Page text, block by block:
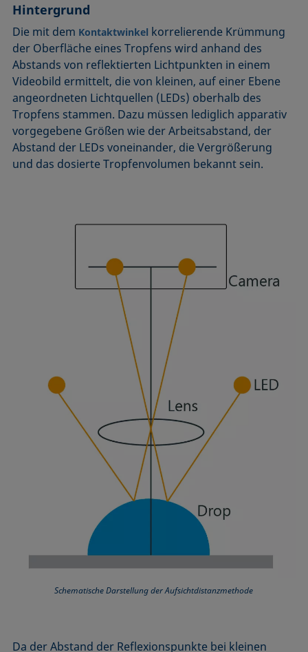
Benetzbarkeit
Benetzte Länge
Benetzung
Blasendruck-Tensiometer
Captive Bubble Methode
Constrained Sessile Drop
Diffusionskoeffizient
Dispersiver Anteil
Extended-Fowkes method
Kegelschnittmethode
Kohäsionsarbeit
Kontaktwinkel
Kreismethode
Kritische Mizellkonzentration (CMC) und
Tensidkonzentration
Kritische Oberflächenspannung
Laplace-Druck
Liegender Tropfen (sessile drop)
Meniskus-Methode
Methode nach Owens, Wendt, Rabel und Kaelble (OWRK)
Methode nach Wu
Netzmittel
Oberflächenaktiv
Oberflächenalter
Oberflächenspannung
Rückzugswinkel
Schaum
Schaumbildner
Spinning-Drop-Tensiometer
Spreitkoeffizient, Spreitparameter
Stabmethode
Stalagmometer
Statische Oberflächenspannung
Hintergrund
Die mit dem Kontaktwinkel korrelierende Krümmung
der Oberfläche eines Tropfens wird anhand des
Abstands von reflektierten Lichtpunkten in einem
Videobild ermittelt, die von kleinen, auf einer Ebene
angeordneten Lichtquellen (LEDs) oberhalb des
Tropfens stammen. Dazu müssen lediglich apparativ
vorgegebene Größen wie der Arbeitsabstand, der
Abstand der LEDs voneinander, die Vergrößerung
und das dosierte Tropfenvolumen bekannt sein.
Schematische Darstellung der Aufsichtdistanzmethode
Da der Abstand der Reflexionspunkte bei kleinen